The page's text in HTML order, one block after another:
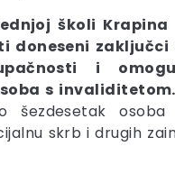
školi
doneseni zaključci
i
s invaliditetom.
šezdesetak
skrb i drugih